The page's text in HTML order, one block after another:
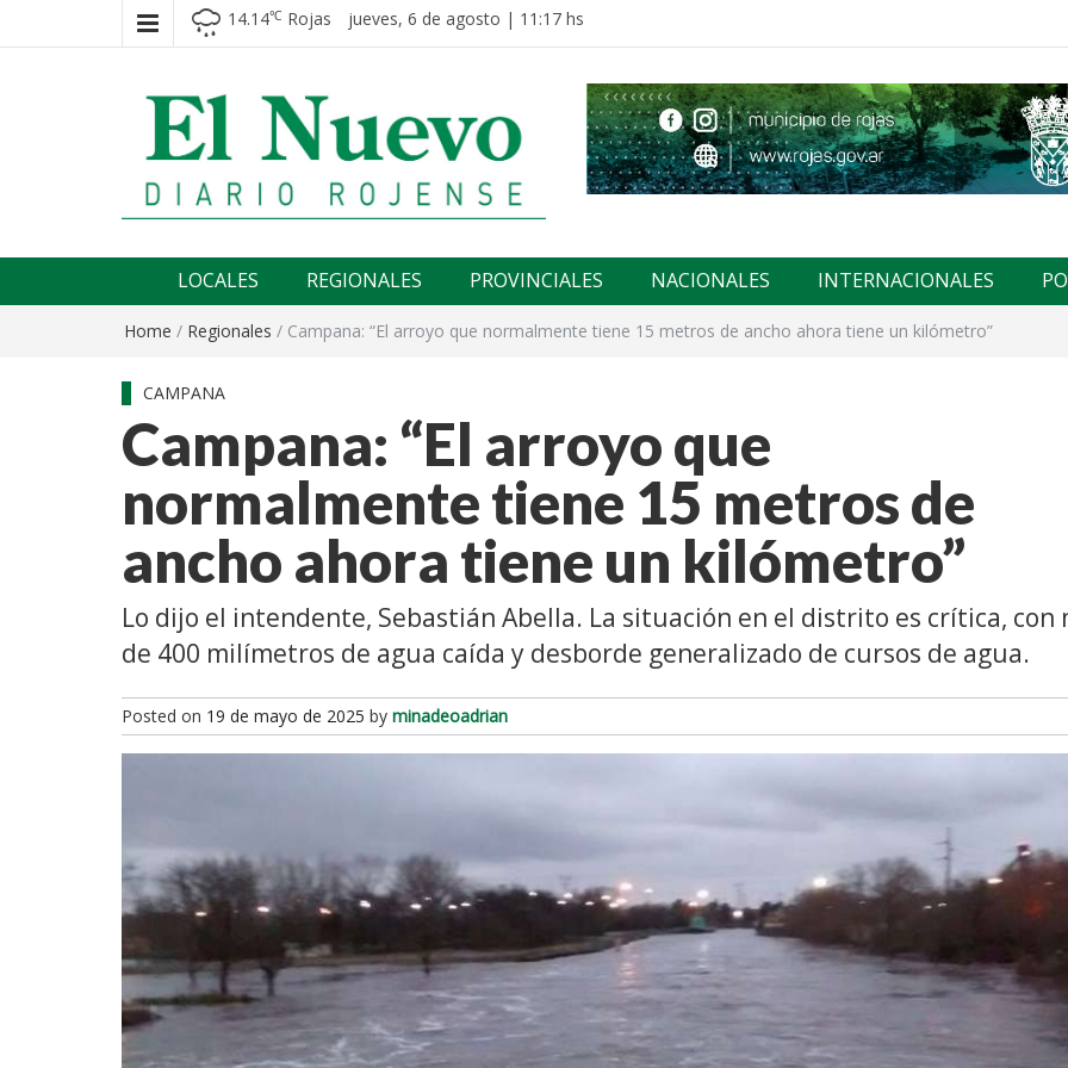
14.14℃ Rojas jueves, 6 de agosto | 11:17 hs
El nuevo rojense
LOCALES REGIONALES PROVINCIALES NACIONALES INTERNACIONALES
Home / Regionales / Campana: “El arroyo que normalmente tiene 15 metros de ancho ahora tiene un kilómetro”
CAMPANA
Campana: “El arroyo que
normalmente tiene 15 metros de
ancho ahora tiene un kilómetro”
Lo dijo el intendente, Sebastián Abella. La situación en el distrito es crítica, con
de 400 milímetros de agua caída y desborde generalizado de cursos de agua.
Posted on 19 de mayo de 2025 by minadeoadrian